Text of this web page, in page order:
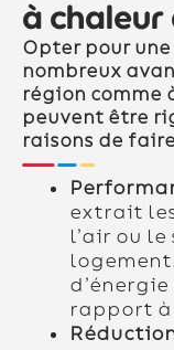
à chaleur
Opter pour
nombreux
région comme
peuvent être
raisons de
extrait
l’air ou
rapport à